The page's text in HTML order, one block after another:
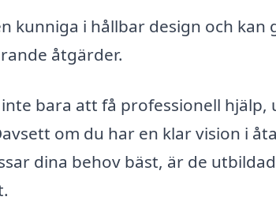
kunniga i hållbar design och kan
åtgärder.
bara att få professionell hjälp,
om du har en klar vision i
dina behov bäst, är de